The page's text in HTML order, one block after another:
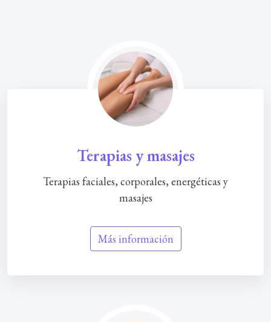
Terapias y masajes
Terapias faciales, corporales, energéticas y
masajes
Más información